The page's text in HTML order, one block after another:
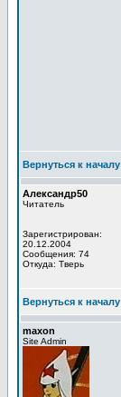
Вернуться к началу
Александр50
Читатель
Зарегистрирован:
20.12.2004
Сообщения: 74
Откуда: Тверь
Вернуться к началу
maxon
Site Admin